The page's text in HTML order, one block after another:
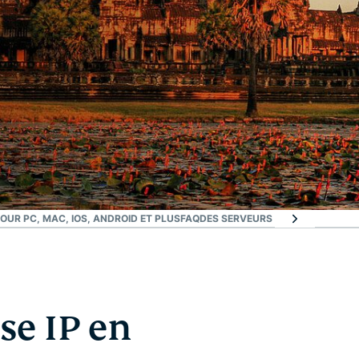
PC, MAC, IOS, ANDROID ET PLUSFAQDES SERVEURS PARTOUT DANS
IP en